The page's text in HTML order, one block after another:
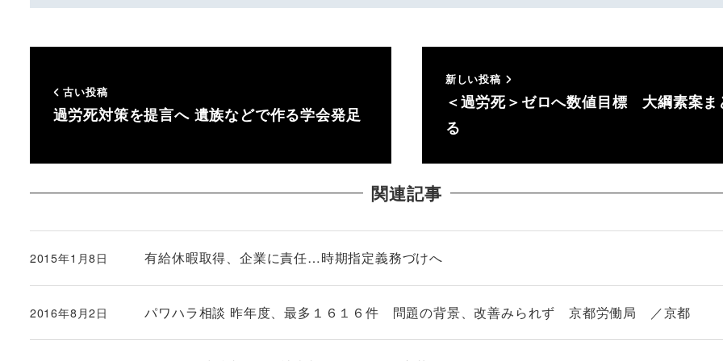
古い投稿
過労死対策を提言へ 遺族などで作る学会発足
新しい投稿
＜過労死＞ゼロへ数値目標 大綱素案ま
る
関連記事
有給休暇取得、企業に責任…時期指定義務づけへ
投稿日
2015年1月8日
パワハラ相談 昨年度、最多１６１６件 問題の背景、改善みられず 京都労働局 ／京都
投稿日
2016年8月2日